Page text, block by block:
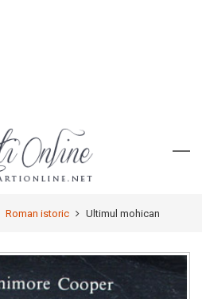
Roman istoric Ultimul mohican